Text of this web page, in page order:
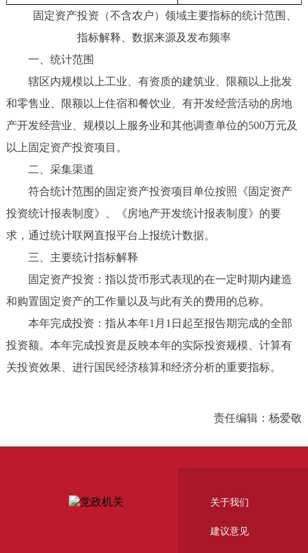
固定资产投资（不含农户）领域主要指标的统计范围、
指标解释、数据来源及发布频率
一、统计范围
辖区内规模以上工业、有资质的建筑业、限额以上批发
和零售业、限额以上住宿和餐饮业、有开发经营活动的房地
产开发经营业、规模以上服务业和其他调查单位的500万元及
以上固定资产投资项目。
二、采集渠道
符合统计范围的固定资产投资项目单位按照《固定资产
投资统计报表制度》、《房地产开发统计报表制度》的要
求，通过统计联网直报平台上报统计数据。
三、主要统计指标解释
固定资产投资：指以货币形式表现的在一定时期内建造
和购置固定资产的工作量以及与此有关的费用的总称。
本年完成投资：指从本年1月1日起至报告期完成的全部
投资额。本年完成投资是反映本年的实际投资规模、计算有
关投资效果、进行国民经济核算和经济分析的重要指标。
责任编辑：杨爱敬
关于我们
建议意见